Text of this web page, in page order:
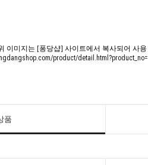
이미지는 [퐁당샵] 사이트에서 복사되어 사
product/
품